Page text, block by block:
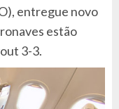
entregue novo
estão
3-3.